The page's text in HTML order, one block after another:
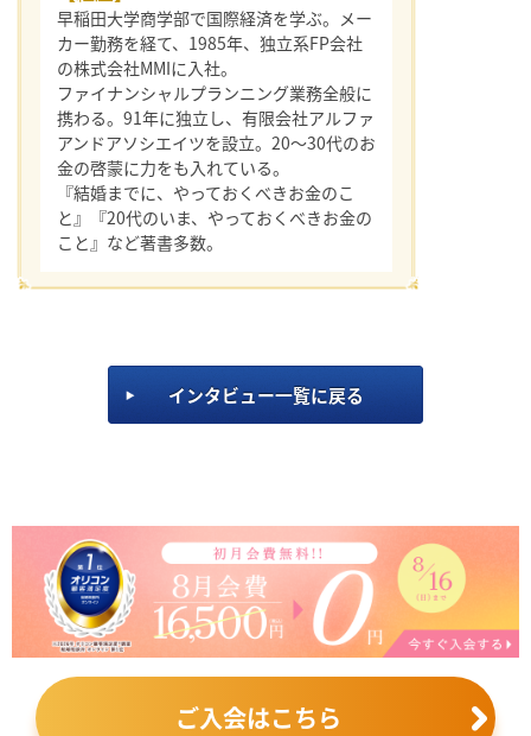
早稲田大学商学部で国際経済を学ぶ。メー
カー勤務を経て、1985年、独立系FP会社
の株式会社MMIに入社。
ファイナンシャルプランニング業務全般に
携わる。91年に独立し、有限会社アルファ
アンドアソシエイツを設立。20～30代のお
金の啓蒙に力をも入れている。
『結婚までに、やっておくべきお金のこ
と』『20代のいま、やっておくべきお金の
こと』など著書多数。
インタビュー一覧に戻る
ご入会はこちら